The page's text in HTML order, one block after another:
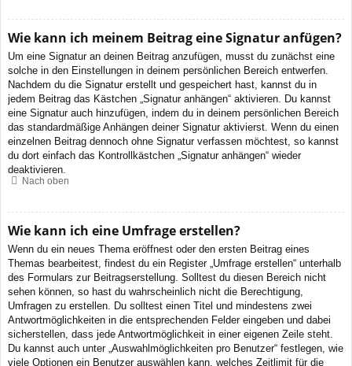
Wie kann ich meinem Beitrag eine Signatur anfügen?
Um eine Signatur an deinen Beitrag anzufügen, musst du zunächst eine
solche in den Einstellungen in deinem persönlichen Bereich entwerfen.
Nachdem du die Signatur erstellt und gespeichert hast, kannst du in
jedem Beitrag das Kästchen „Signatur anhängen“ aktivieren. Du kannst
eine Signatur auch hinzufügen, indem du in deinem persönlichen Bereich
das standardmäßige Anhängen deiner Signatur aktivierst. Wenn du einen
einzelnen Beitrag dennoch ohne Signatur verfassen möchtest, so kannst
du dort einfach das Kontrollkästchen „Signatur anhängen“ wieder
deaktivieren.
Nach oben
Wie kann ich eine Umfrage erstellen?
Wenn du ein neues Thema eröffnest oder den ersten Beitrag eines
Themas bearbeitest, findest du ein Register „Umfrage erstellen“ unterhalb
des Formulars zur Beitragserstellung. Solltest du diesen Bereich nicht
sehen können, so hast du wahrscheinlich nicht die Berechtigung,
Umfragen zu erstellen. Du solltest einen Titel und mindestens zwei
Antwortmöglichkeiten in die entsprechenden Felder eingeben und dabei
sicherstellen, dass jede Antwortmöglichkeit in einer eigenen Zeile steht.
Du kannst auch unter „Auswahlmöglichkeiten pro Benutzer“ festlegen, wie
viele Optionen ein Benutzer auswählen kann, welches Zeitlimit für die